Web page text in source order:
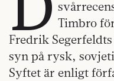
Timbro
Fredrik
syn på rysk,
Syftet är enligt